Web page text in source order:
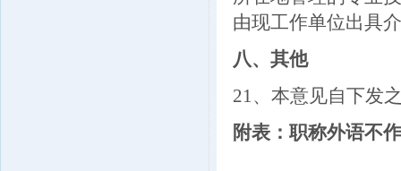
由现工作单位出具
八、其他
21、本意见自下发
附表：职称外语不